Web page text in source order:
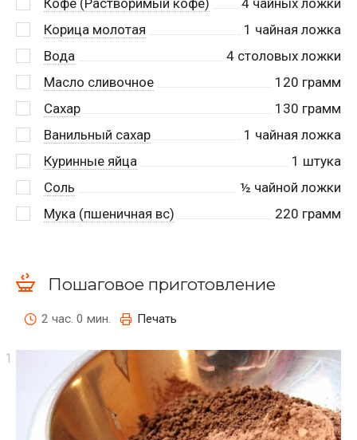
Корица молотая
1 чайная ложка
Вода
4 столовых ложки
Масло сливочное
120 грамм
Сахар
130 грамм
Ванильный сахар
1 чайная ложка
Куринные яйца
1 штука
Соль
½ чайной ложки
Мука (пшеничная вс)
220 грамм
Пошаговое приготовление
2 час. 0 мин. Печать